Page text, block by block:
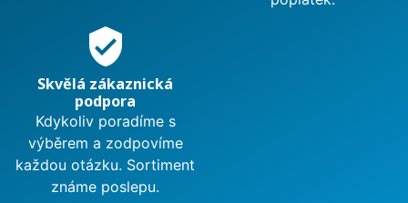
verified_user
Skvělá zákaznická
podpora
Kdykoliv poradíme s
výběrem a zodpovíme
každou otázku. Sortiment
známe poslepu.